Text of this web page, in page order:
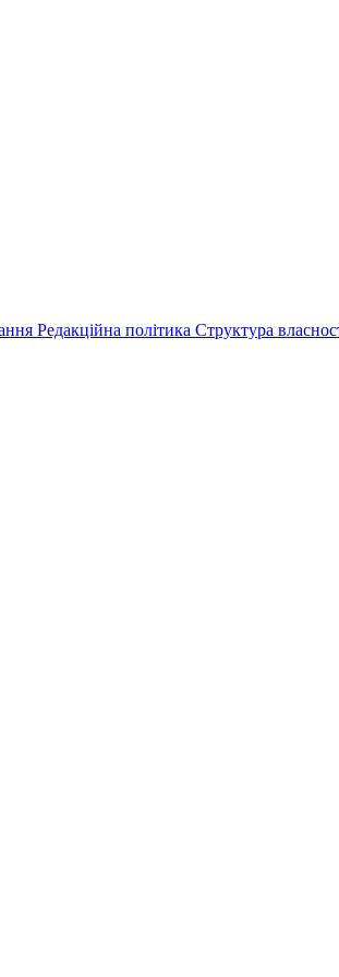
Редакційна політика Структура